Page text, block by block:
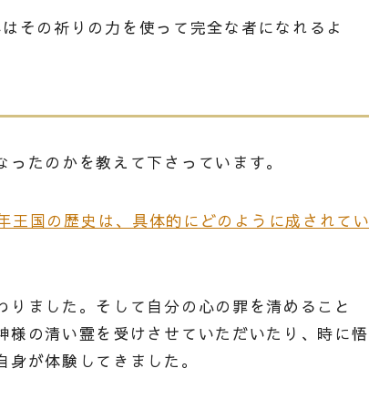
その祈りの力を使って完全な者になれるよ
たのかを教えて下さっています。
国の歴史は、具体的にどのように成されてい
ました。そして自分の心の罪を清めること
の清い霊を受けさせていただいたり、時に悟
が体験してきました。